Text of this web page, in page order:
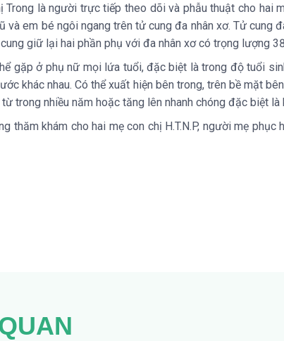
Trong là người trực tiếp theo dõi và phẫu thuật cho hai
và em bé ngôi ngang trên tử cung đa nhân xơ. Tử
giữ lại hai phần phụ với đa nhân xơ có trọng lượng
gặp ở phụ nữ mọi lứa tuổi, đặc biệt là trong độ tuổi
khác nhau. Có thể xuất hiện bên trong, trên bề mặt
trong nhiều năm hoặc tăng lên nhanh chóng đặc biệt
thăm khám cho hai mẹ con chị H.T.N.P, người mẹ